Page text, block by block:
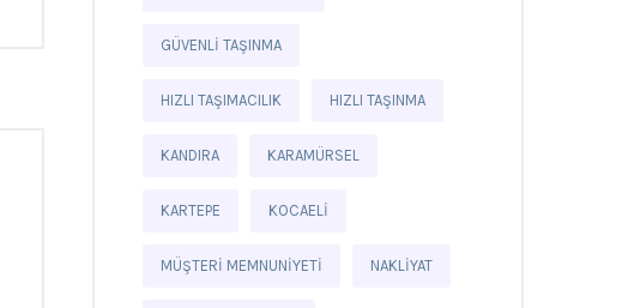
GÜVENLI TAŞINMA
HIZLI TAŞIMACILIK HIZLI TAŞINMA
KANDIRA KARAMÜRSEL
KARTEPE KOCAELI
MÜŞTERI MEMNUNIYETI NAKLIYAT